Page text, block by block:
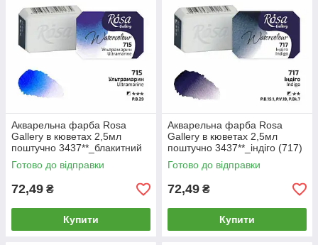
Акварельна фарба Rosa
Gallery в кюветах 2,5мл
поштучно 3437**_блакитний
(718)
Готово до відправки
72,49 ₴
Купити
Акварельна фарба Rosa
Gallery в кюветах 2,5мл
поштучно 3437**_індіго (717)
Готово до відправки
72,49 ₴
Купити